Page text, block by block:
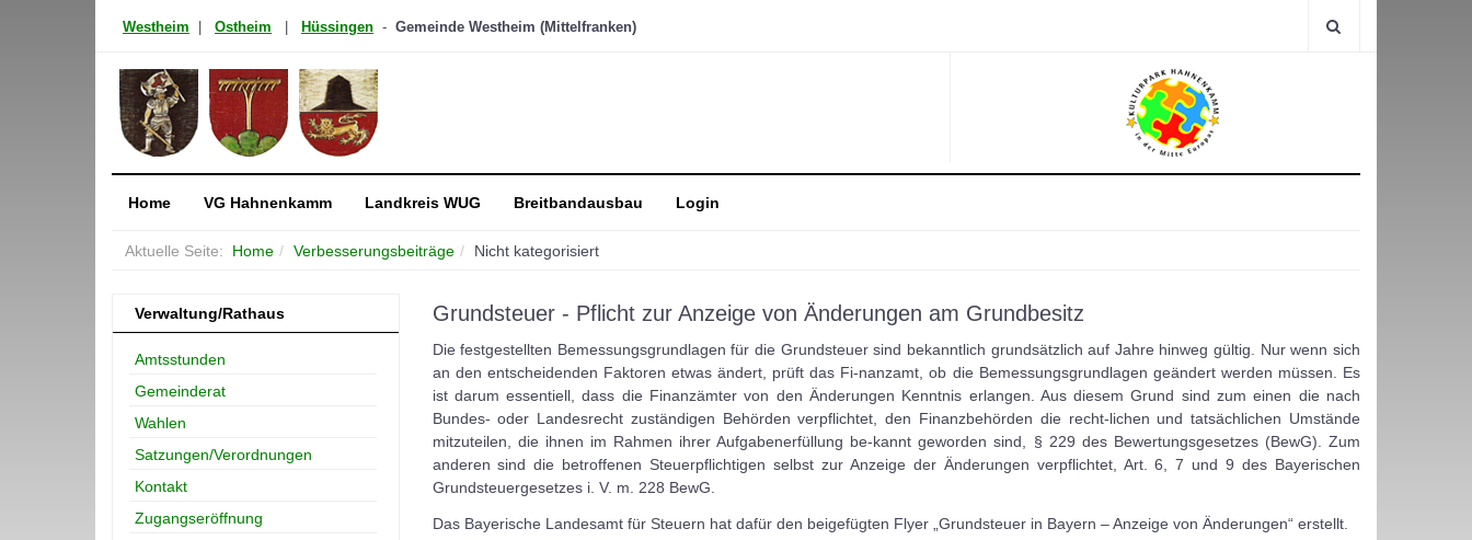
Westheim Ostheim Hüssingen - Gemeinde Westheim (Mittelfranken)
Home VG Hahnenkamm Landkreis WUG Breitbandausbau Login
Aktuelle Seite: Home Verbesserungsbeiträge Nicht kategorisiert
Grundsteuer - Pflicht zur Anzeige von Änderungen am Grundbesitz
Die festgestellten Bemessungsgrundlagen für die Grundsteuer sind bekanntlich grundsätzlich auf Jahre hinweg gültig. Nur wenn sich
an den entscheidenden Faktoren etwas ändert, prüft das Fi-nanzamt, ob die Bemessungsgrundlagen geändert werden müssen. Es
ist darum essentiell, dass die Finanzämter von den Änderungen Kenntnis erlangen. Aus diesem Grund sind zum einen die nach
Bundes- oder Landesrecht zuständigen Behörden verpflichtet, den Finanzbehörden die recht-lichen und tatsächlichen Umstände
mitzuteilen, die ihnen im Rahmen ihrer Aufgabenerfüllung be-kannt geworden sind, § 229 des Bewertungsgesetzes (BewG). Zum
anderen sind die betroffenen Steuerpflichtigen selbst zur Anzeige der Änderungen verpflichtet, Art. 6, 7 und 9 des Bayerischen
Grundsteuergesetzes i. V. m. 228 BewG.
Das Bayerische Landesamt für Steuern hat dafür den beigefügten Flyer „Grundsteuer in Bayern – Anzeige von Änderungen“ erstellt.
Verwaltung/Rathaus
Amtsstunden
Gemeinderat
Wahlen
Satzungen/Verordnungen
Kontakt
Zugangseröffnung